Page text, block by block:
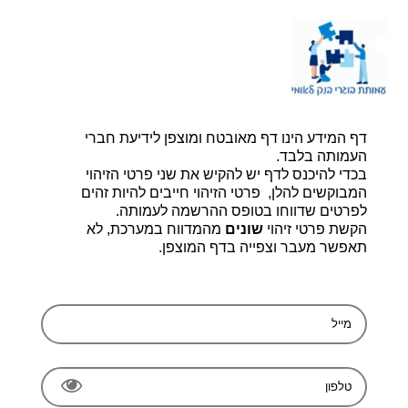
דף הבית |יצירת קשר |
דף המידע הינו דף מאובטח ומוצפן לידיעת חברי
העמותה בלבד.
בכדי להיכנס לדף יש להקיש את שני פרטי הזיהוי
המבוקשים להלן, פרטי הזיהוי חייבים להיות זהים
לפרטים שדווחו בטופס ההרשמה לעמותה.
הקשת פרטי זיהוי שונים מהמדווח במערכת, לא
תאפשר מעבר וצפייה בדף המוצפן.
עמותת בוגרי בנק לאומי, ע.ר 580014348